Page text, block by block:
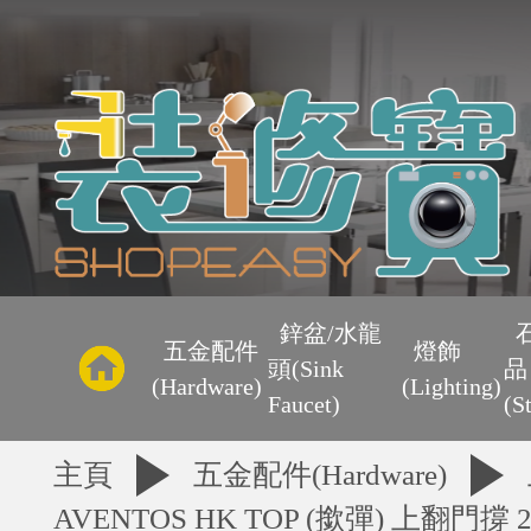
主
頁
優
惠
五金配件
(Hardware)
鋅盆/水龍
頭(Sink
Faucet)
燈飾
(Lighting)
品
主頁 五金配件(Hardware)
AVENTOS HK TOP (撳彈) 上翻門撐